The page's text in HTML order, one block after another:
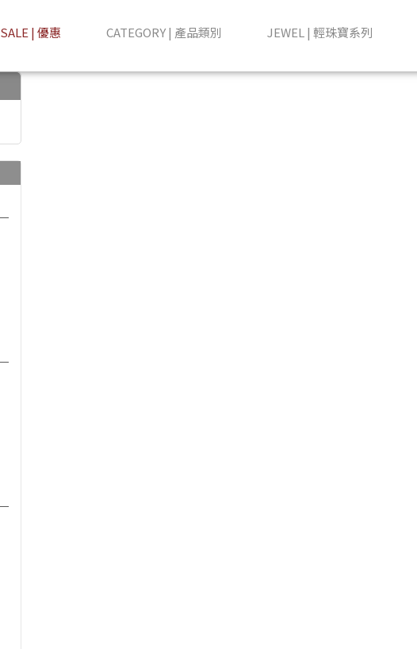
SALE | 優惠 CATEGORY | 產品類別 JEWEL | 輕珠寶系列